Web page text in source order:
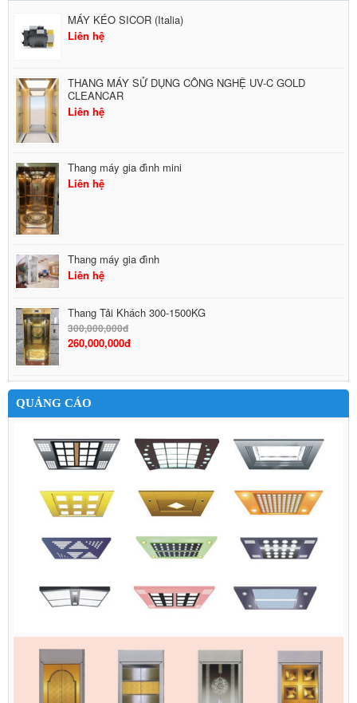
MÁY KÉO SICOR (Italia)
Liên hệ
THANG MÁY SỬ DỤNG CÔNG NGHỆ UV-C GOLD
CLEANCAR
Liên hệ
Thang máy gia đình mini
Liên hệ
Thang máy gia đình
Liên hệ
Thang Tải Khách 300-1500KG
300,000,000đ
260,000,000đ
QUẢNG CÁO